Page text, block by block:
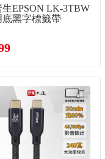
生EPSON LK-3TBW
底黑字標籤帶